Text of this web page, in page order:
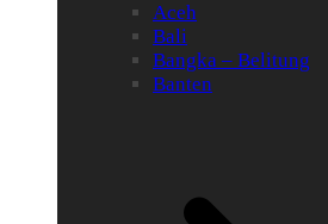
Aceh
Bali
Bangka – Belitung
Banten